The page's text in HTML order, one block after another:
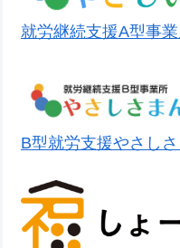
就労継続支援A型事
B型就労支援やさし